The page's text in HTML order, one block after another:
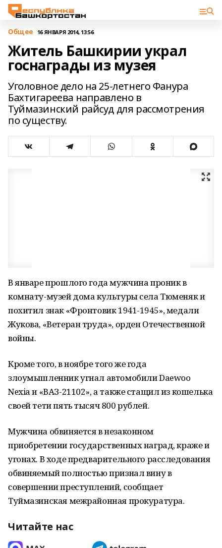
Общее 16 ЯНВАРЯ 2014, 13:56
Житель Башкирии украл
госнаграды из музея
Уголовное дело на 25-летнего Фанура
Бахтигареева направлено в
Туймазинский райсуд для рассмотрения
по существу.
В январе прошлого года мужчина проник в
комнату-музей дома культуры села Тюменяк и
похитил знак «Фронтовик 1941-1945», медали
Жукова, «Ветеран труда», орден Отечественной
войны.
Кроме того, в ноябре того же года
злоумышленник угнал автомобили Daewoo
Nexia и «ВАЗ-21102», а также стащил из кошелька
своей тети пять тысяч 800 рублей.
Мужчина обвиняется в незаконном
приобретении государственных наград, краже и
угонах. В ходе предварительного расследования
обвиняемый полностью признал вину в
совершении преступлений, сообщает
Туймазинская межрайонная прокуратура.
Читайте нас